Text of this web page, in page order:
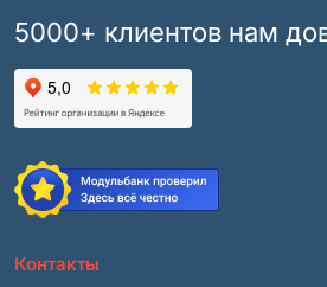
5000+ клиентов нам
Контакты